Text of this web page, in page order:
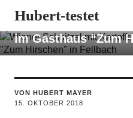
Hubert-testet
Gut essen in
im Gasthaus “Zum
VON HUBERT MAYER
15. OKTOBER 2018